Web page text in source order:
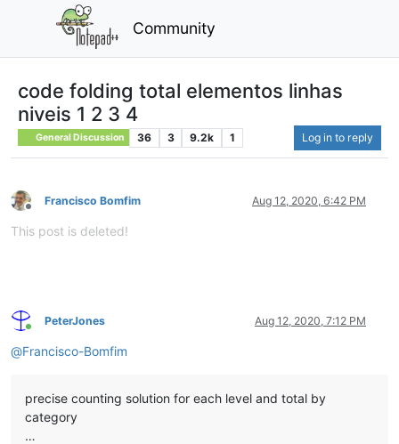
Community
code folding total elementos linhas
niveis 1 2 3 4
General Discussion 36 3 9.2k 1 Log in to reply
Offline
Francisco Bomfim Aug 12, 2020, 6:42 PM
This post is deleted!
Online
PeterJones Aug 12, 2020, 7:12 PM
@Francisco-Bomfim
precise counting solution for each level and total by
category
…